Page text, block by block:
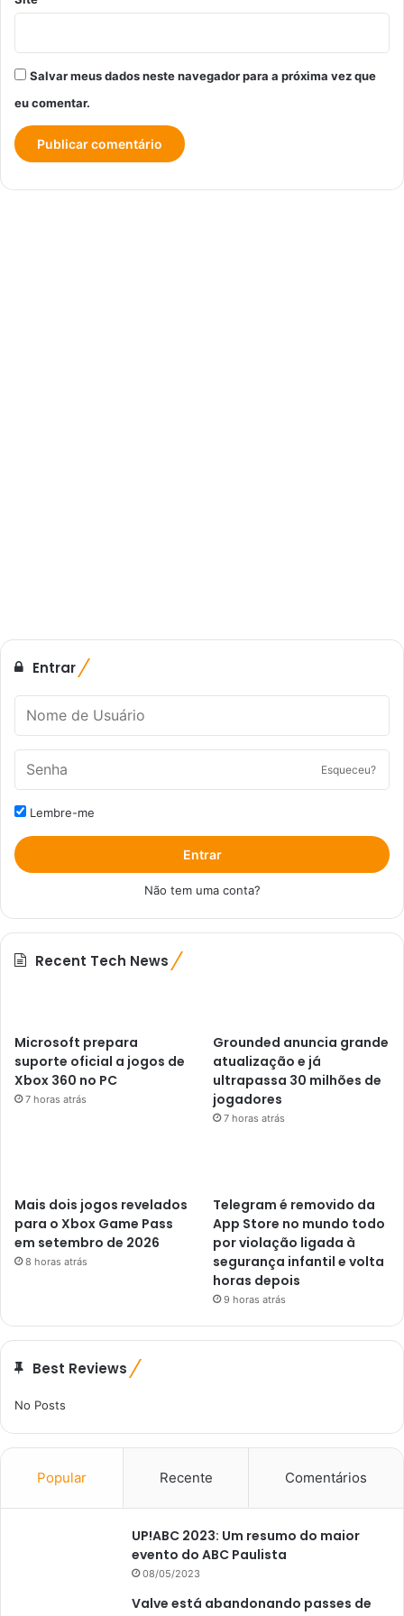
Salvar meus dados neste navegador para a próxima vez que
eu comentar.
Entrar
Esqueceu?
Lembre-me
Entrar
Não tem uma conta?
Recent Tech News
Microsoft prepara
suporte oficial a jogos de
Xbox 360 no PC
7 horas atrás
Grounded anuncia grande
atualização e já
ultrapassa 30 milhões de
jogadores
7 horas atrás
Mais dois jogos revelados
para o Xbox Game Pass
em setembro de 2026
8 horas atrás
Telegram é removido da
App Store no mundo todo
por violação ligada à
segurança infantil e volta
horas depois
9 horas atrás
Best Reviews
No Posts
Popular Recente Comentários
UP!ABC 2023: Um resumo do maior
evento do ABC Paulista
08/05/2023
Valve está abandonando passes de